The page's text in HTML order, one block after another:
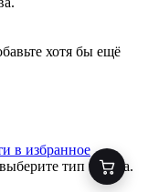
хотя бы ещё
в избранное
тип товара.